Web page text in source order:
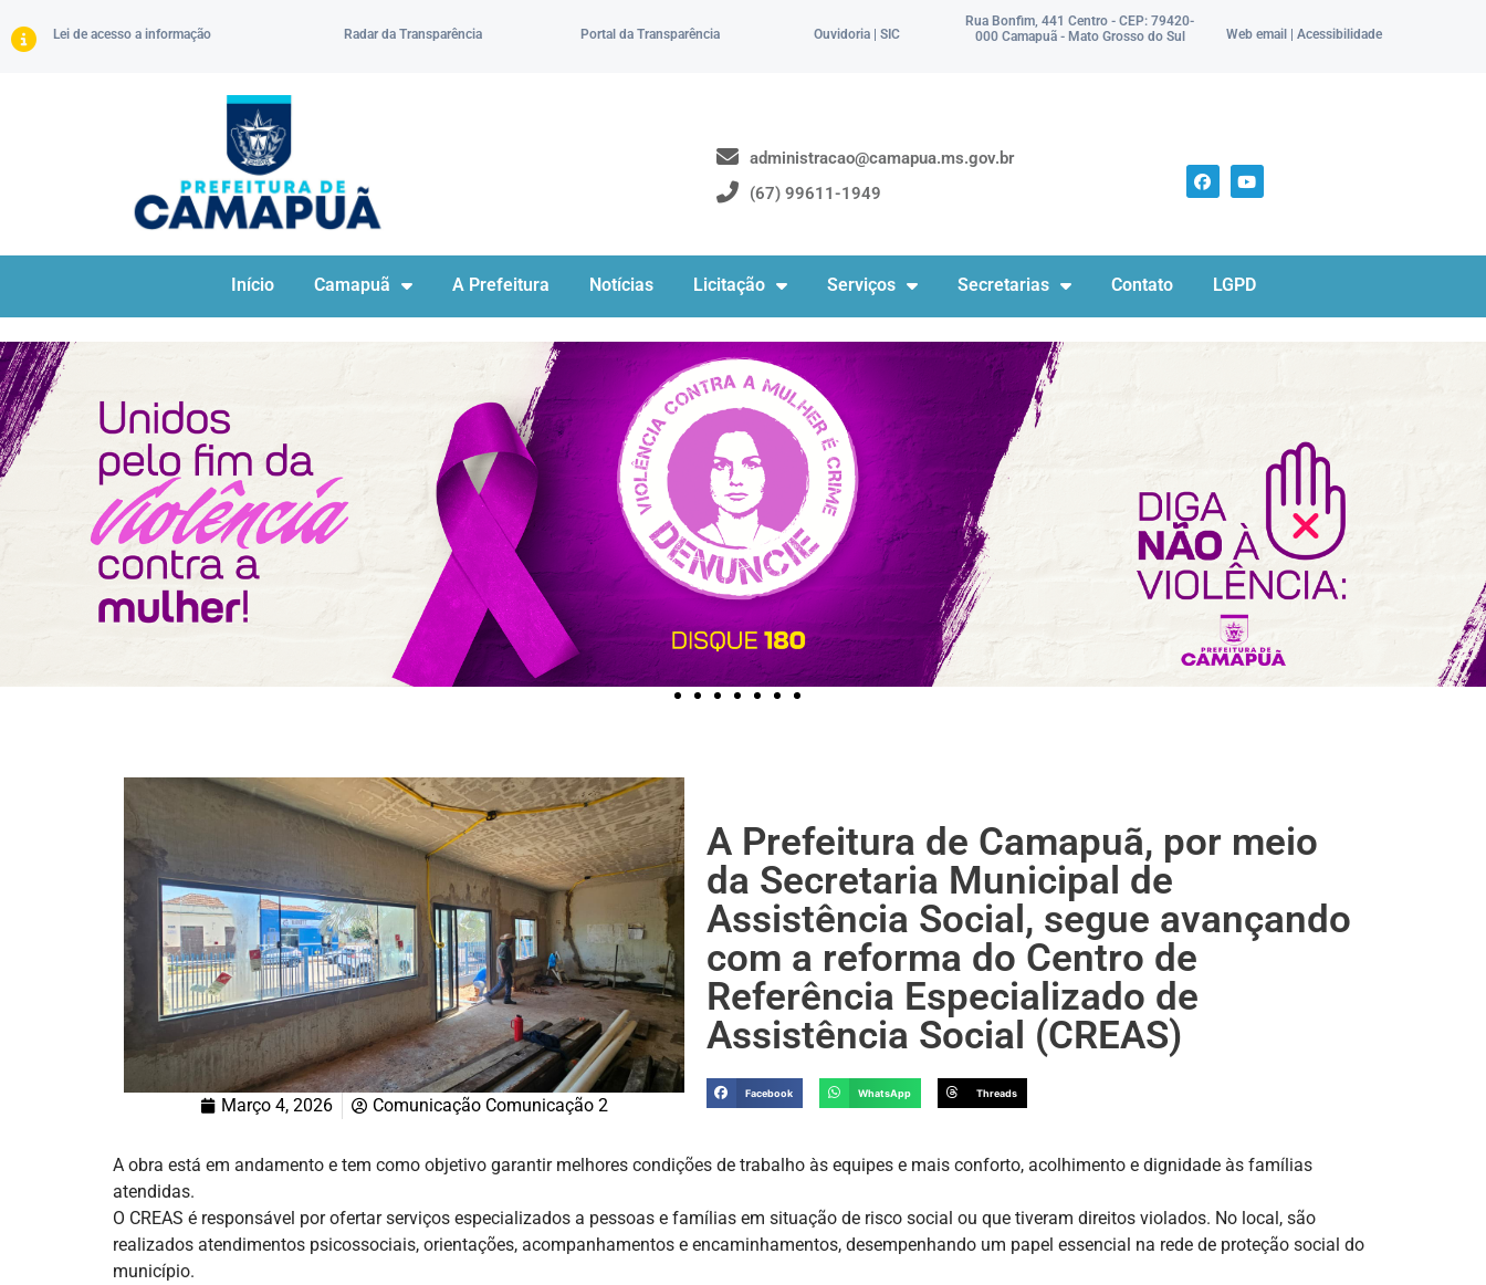
Lei de acesso a informação Radar da Transparência Portal da Transparência Ouvidoria | SIC
Rua Bonfim, 441 Centro - CEP: 79420-
000 Camapuã - Mato Grosso do Sul
Web email | Acessibilidade
administracao@camapua.ms.gov.br
(67) 99611-1949
Início Camapuã A Prefeitura Notícias Licitação Serviços Secretarias Contato LGPD
Março 4, 2026 Comunicação Comunicação 2
A Prefeitura de Camapuã, por meio
da Secretaria Municipal de
Assistência Social, segue avançando
com a reforma do Centro de
Referência Especializado de
Assistência Social (CREAS)
Facebook WhatsApp Threads
A obra está em andamento e tem como objetivo garantir melhores condições de trabalho às equipes e mais conforto, acolhimento e dignidade às famílias
atendidas.
O CREAS é responsável por ofertar serviços especializados a pessoas e famílias em situação de risco social ou que tiveram direitos violados. No local, são
realizados atendimentos psicossociais, orientações, acompanhamentos e encaminhamentos, desempenhando um papel essencial na rede de proteção social do
município.